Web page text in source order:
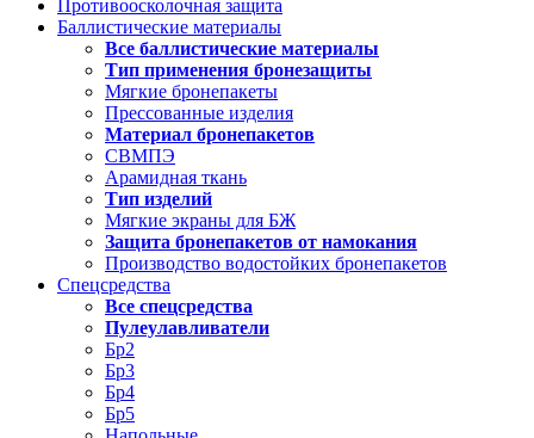
Противоосколочная защита
Баллистические материалы
Все баллистические материалы
Тип применения бронезащиты
Мягкие бронепакеты
Прессованные изделия
Материал бронепакетов
СВМПЭ
Арамидная ткань
Тип изделий
Мягкие экраны для БЖ
Защита бронепакетов от намокания
Производство водостойких бронепакетов
Спецсредства
Все спецсредства
Пулеулавливатели
Бр2
Бр3
Бр4
Бр5